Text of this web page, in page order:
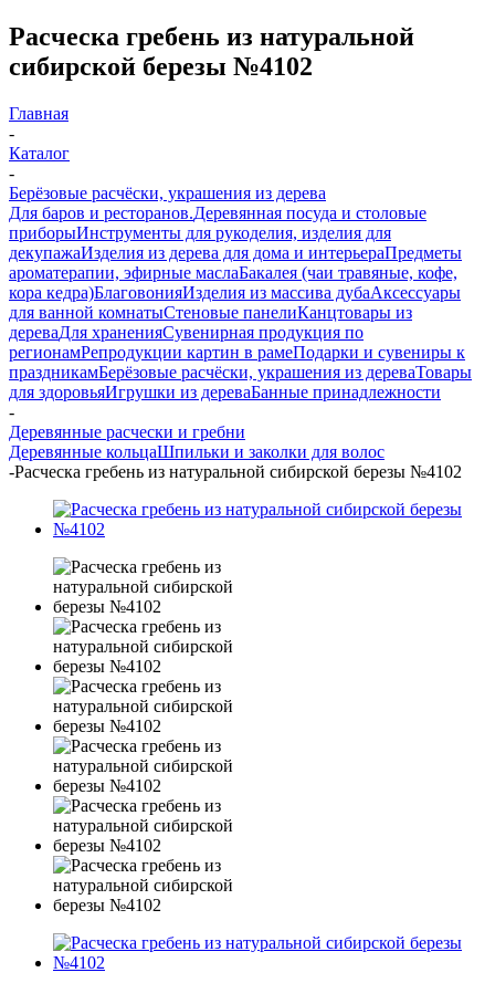
Расческа гребень из натуральной
сибирской березы №4102
Главная
-
Каталог
-
Берёзовые расчёски, украшения из дерева
Для баров и ресторанов.Деревянная посуда и столовые
приборыИнструменты для рукоделия, изделия для
декупажаИзделия из дерева для дома и интерьераПредметы
ароматерапии, эфирные маслаБакалея (чаи травяные, кофе,
кора кедра)БлаговонияИзделия из массива дубаАксессуары
для ванной комнатыСтеновые панелиКанцтовары из
дереваДля храненияСувенирная продукция по
регионамРепродукции картин в рамеПодарки и сувениры к
праздникамБерёзовые расчёски, украшения из дереваТовары
для здоровьяИгрушки из дереваБанные принадлежности
-
Деревянные расчески и гребни
Деревянные кольцаШпильки и заколки для волос
-Расческа гребень из натуральной сибирской березы №4102